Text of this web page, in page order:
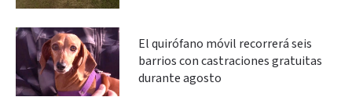
El quirófano móvil recorrerá seis
barrios con castraciones gratuitas
durante agosto